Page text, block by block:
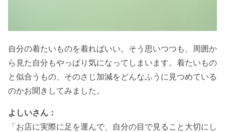
自分の着たいものを着ればいい。そう思いつつも、周囲か
ら見た自分もやっぱり気になってしまいます。着たいもの
と似合うもの、そのさじ加減をどんなふうに見つめている
のかお聞きしてみました。
よしいさん：
「お店に実際に足を運んで、自分の目で見ること大切にし